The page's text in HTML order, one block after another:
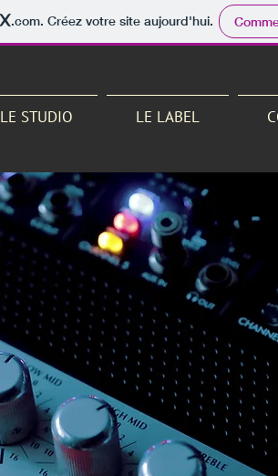
.com. Créez votre site aujourd'hui.
LE STUDIO LE LABEL